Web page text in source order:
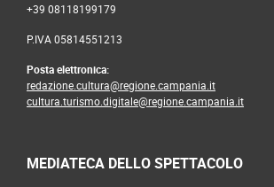
+39 08118199179
P.IVA 05814551213
Posta elettronica:
redazione.cultura@regione.campania.it
cultura.turismo.digitale@regione.campania.it
MEDIATECA DELLO SPETTACOLO